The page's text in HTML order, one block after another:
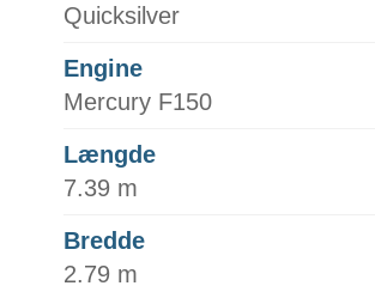
Quicksilver
Engine
Mercury F150
Længde
7.39 m
Bredde
2.79 m